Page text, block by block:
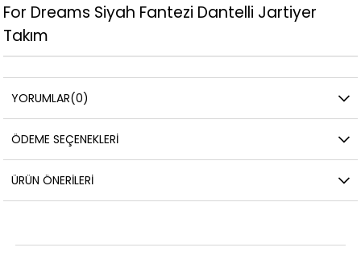
For Dreams Siyah Fantezi Dantelli Jartiyer
Takım
YORUMLAR(0)
ÖDEME SEÇENEKLERI
ÜRÜN ÖNERILERI